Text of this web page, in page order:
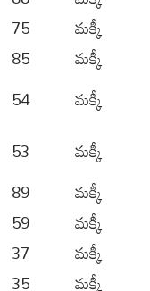
75
మక్కీ
85
మక్కీ
54
మక్కీ
53
మక్కీ
89
మక్కీ
59
మక్కీ
37
మక్కీ
35 మక్కీ